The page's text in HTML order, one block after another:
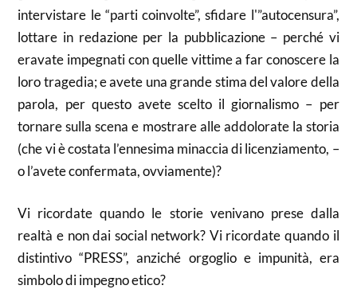
intervistare le “parti coinvolte”, sfidare l'”autocensura”,
lottare in redazione per la pubblicazione – perché vi
eravate impegnati con quelle vittime a far conoscere la
loro tragedia; e avete una grande stima del valore della
parola, per questo avete scelto il giornalismo – per
tornare sulla scena e mostrare alle addolorate la storia
(che vi è costata l’ennesima minaccia di licenziamento, –
o l’avete confermata, ovviamente)?
Vi ricordate quando le storie venivano prese dalla
realtà e non dai social network? Vi ricordate quando il
distintivo “PRESS”, anziché orgoglio e impunità, era
simbolo di impegno etico?